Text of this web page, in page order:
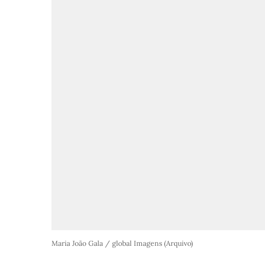
Maria João Gala / global Imagens (Arquivo)